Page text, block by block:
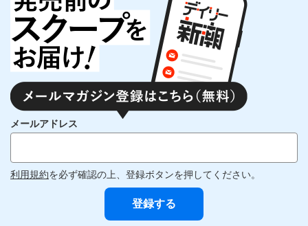
メールアドレス
利用規約を必ず確認の上、登録ボタンを押してください。